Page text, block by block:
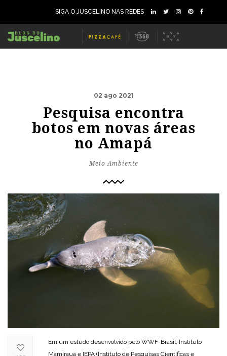
SIGA O JUSCELINO NAS REDES
02 ago 2021
Pesquisa encontra
botos em novas áreas
no Amapá
Meio Ambiente
Em um estudo desenvolvido pelo WWF-Brasil, Instituto
Mamirauá e IEPA (Instituto de Pesquisas Científicas e